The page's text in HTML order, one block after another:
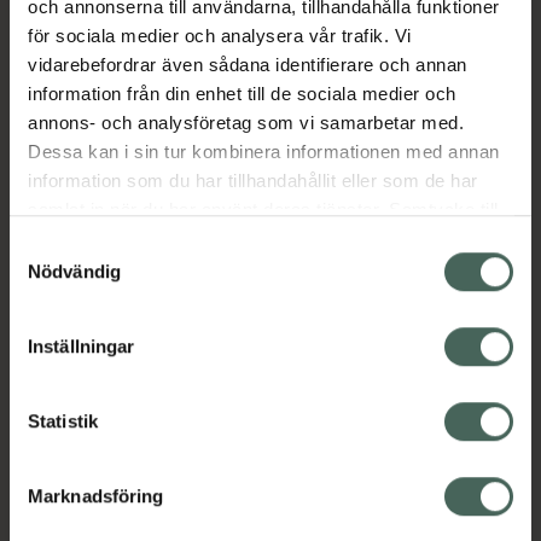
och annonserna till användarna, tillhandahålla funktioner
för sociala medier och analysera vår trafik. Vi
vidarebefordrar även sådana identifierare och annan
information från din enhet till de sociala medier och
annons- och analysföretag som vi samarbetar med.
Dessa kan i sin tur kombinera informationen med annan
information som du har tillhandahållit eller som de har
återkalla ditt samtycke via webbplatsens
cookieinställningar. Ett återkallat samtycke påverkar inte
lagligheten av behandling som skett innan återkallelsen.
Nödvändig
Inställningar
Statistik
Marknadsföring
LUMENE CC Color Correcting Cream!
Jämförpris 5,63 kr/ml
EAN:06412600859591
Kategorier:
BasmakeupConcealerMakeup
Omdömen Visa
Innehåll Visa
Instruktioner Visa